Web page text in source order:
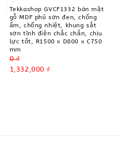
Tekkashop GVCF1332 bàn mặt
gỗ MDF phủ sơn đen, chống
ẩm, chống nhiệt, khung sắt
sơn tĩnh điện chắc chắn, chịu
lực tốt, R1500 x D800 x C750
mm
Regular
price
0 ₫
Sale
1,332,000 ₫